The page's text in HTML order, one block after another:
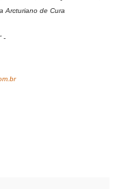
Arcturiano de Cura
-